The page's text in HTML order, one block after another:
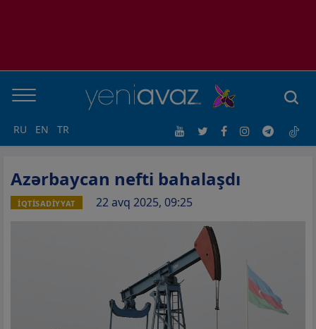
RU EN TR
Azərbaycan nefti bahalaşdı
İQTİSADİYYAT 22 avq 2025, 09:25